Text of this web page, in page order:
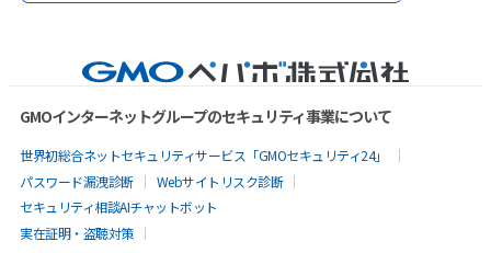
GMOインターネットグループのセキュリティ事業について
世界初総合ネットセキュリティサービス「GMOセキュリティ24」
パスワード漏洩診断
Webサイトリスク診断
セキュリティ相談AIチャットボット
実在証明・盗聴対策